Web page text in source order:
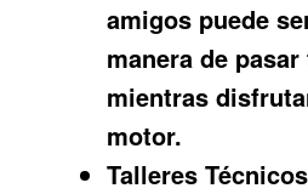
amigos puede
manera de
mientras
motor.
Talleres